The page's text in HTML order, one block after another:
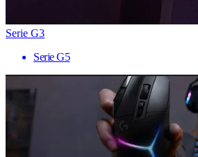
Serie G3
Serie G5